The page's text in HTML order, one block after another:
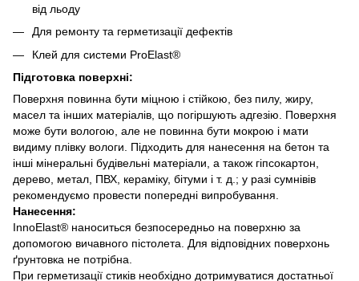
від льоду
Для ремонту та герметизації дефектів
Клей для системи ProElast®
Підготовка поверхні:
Поверхня повинна бути міцною і стійкою, без пилу, жиру,
масел та інших матеріалів, що погіршують адгезію. Поверхня
може бути вологою, але не повинна бути мокрою і мати
видиму плівку вологи. Підходить для нанесення на бетон та
інші мінеральні будівельні матеріали, а також гіпсокартон,
дерево, метал, ПВХ, кераміку, бітуми і т. д.; у разі сумнівів
рекомендуємо провести попередні випробування.
Нанесення:
InnoElast® наноситься безпосередньо на поверхню за
допомогою вичавного пістолета. Для відповідних поверхонь
ґрунтовка не потрібна.
При герметизації стиків необхідно дотримуватися достатньої